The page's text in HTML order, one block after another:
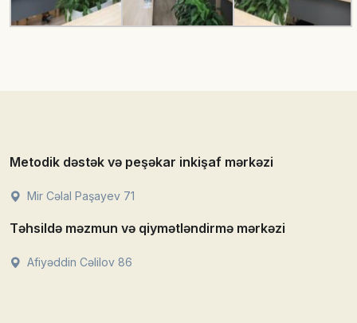
Metodik dəstək və peşəkar inkişaf mərkəzi
Mir Cəlal Paşayev 71
Təhsildə məzmun və qiymətləndirmə mərkəzi
Afiyəddin Cəlilov 86